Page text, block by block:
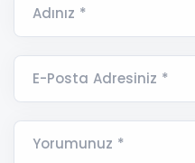
Adınız *
E-Posta Adresiniz *
Yorumunuz *